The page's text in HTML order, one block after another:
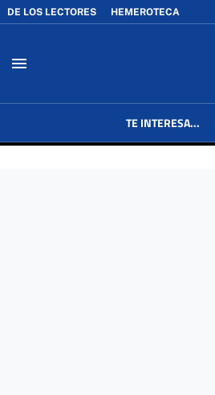
DE LOS LECTORES HEMEROTECA
menu
TE INTERESA...